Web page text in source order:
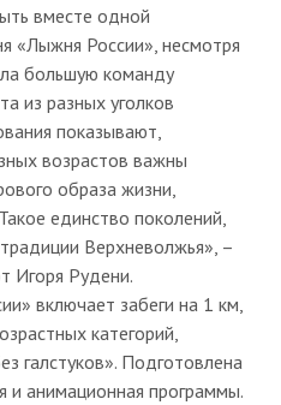
вместе одной
«Лыжня России», несмотря
большую команду
из разных уголков
показывают,
возрастов важны
образа жизни,
единство поколений,
Верхневолжья», –
Игоря Рудени.
включает забеги на 1 км,
категорий,
галстуков». Подготовлена
и анимационная программы.